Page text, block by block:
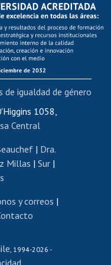
os
de títulos
Estudiantil
1058,
Central
| Dra.
Millas | Sur |
y correos |
, 1994-2026 -
de igualdad de género